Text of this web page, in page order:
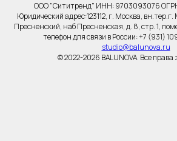
ООО "Сититренд" ИНН: 9703093076
Юридический адрес:123112, г. Москва,
Пресненский, наб Пресненская, д. 8, стр. 1,
телефон для связи в России: +7 (931)
studio@balunova.ru
© 2022-2026 BALUNOVA. Все